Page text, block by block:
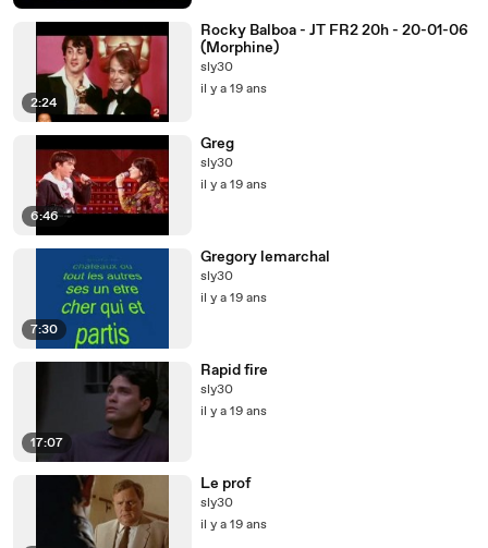
2:24
Rocky Balboa - JT FR2 20h - 20-01-06
(Morphine)
sly30
il y a 19 ans
6:46
Greg
sly30
il y a 19 ans
7:30
Gregory lemarchal
sly30
il y a 19 ans
17:07
Rapid fire
sly30
il y a 19 ans
Le prof
sly30
il y a 19 ans